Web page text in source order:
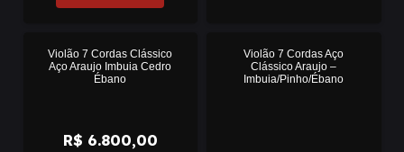
Violão 7 Cordas Clássico
Aço Araujo Imbuia Cedro
Ébano
R$ 6.800,00
Violão 7 Cordas Aço
Clássico Araujo –
Imbuia/Pinho/Ébano